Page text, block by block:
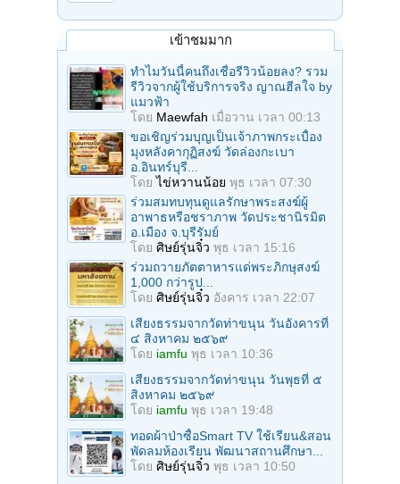
เข้าชมมาก
ทำไมวันนี้คนถึงเชื่อรีวิวน้อยลง? รวม
รีวิวจากผู้ใช้บริการจริง ญาณฮีลใจ by
แมวฟ้า
โดย Maewfah เมื่อวาน เวลา 00:13
ขอเชิญร่วมบุญเป็นเจ้าภาพกระเบื้อง
มุงหลังคากุฏิสงฆ์ วัดล่องกะเบา
อ.อินทร์บุรี...
โดยไข่หวานน้อย พุธ เวลา 07:30
ร่วมสมทบทุนดูแลรักษาพระสงฆ์ผู้
อาพาธหรือชราภาพ วัดประชานิรมิต
อ.เมือง จ.บุรีรัมย์
โดย ศิษย์รุ่นจิ๋ว พุธ เวลา 15:16
ร่วมถวายภัตตาหารแด่พระภิกษุสงฆ์
1,000 กว่ารูป...
โดย ศิษย์รุ่นจิ๋ว อังคาร เวลา 22:07
เสียงธรรมจากวัดท่าขนุน วันอังคารที่
๔ สิงหาคม ๒๕๖๙
โดย iamfu พุธ เวลา 10:36
เสียงธรรมจากวัดท่าขนุน วันพุธที่ ๕
สิงหาคม ๒๕๖๙
โดย iamfu พุธ เวลา 19:48
ทอดผ้าป่าซื้อSmart TV ใช้เรียน&สอน
พัดลมห้องเรียน พัฒนาสถานศึกษา...
โดย ศิษย์รุ่นจิ๋ว พุธ เวลา 10:50